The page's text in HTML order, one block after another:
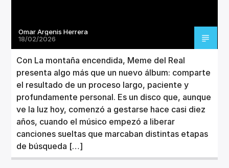
Omar Argenis Herrera
18/02/2026
Con La montaña encendida, Meme del Real
presenta algo más que un nuevo álbum: comparte
el resultado de un proceso largo, paciente y
profundamente personal. Es un disco que, aunque
ve la luz hoy, comenzó a gestarse hace casi diez
años, cuando el músico empezó a liberar
canciones sueltas que marcaban distintas etapas
de búsqueda […]